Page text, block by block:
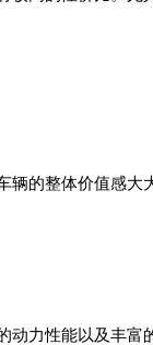
辆的整体价值感大
动力性能以及丰富